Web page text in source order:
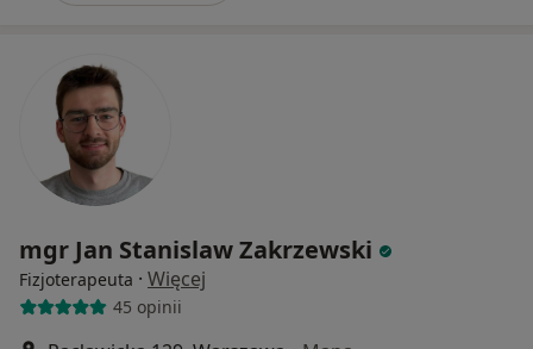
mgr Jan Stanislaw Zakrzewski
Fizjoterapeuta · Więcej
45 opinii